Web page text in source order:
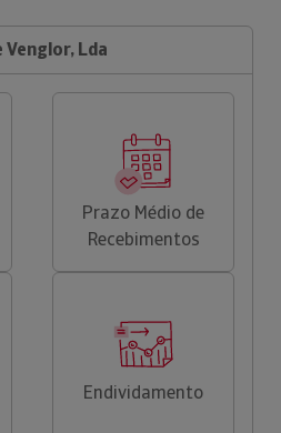
Lda
Prazo Médio de
Recebimentos
Endividamento